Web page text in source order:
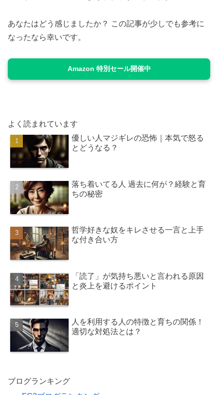
あなたはどう感じましたか？ この記事が少しでも参考に
なったなら幸いです。
Amazon 特別セール開催中
よく読まれています
優しい人マジギレの恐怖｜本気で怒る
とどうなる？
落ち着いてる人 過去に何が？経験と育
ちの秘密
哲学好きな奴をキレさせる一言と上手
な付き合い方
「読了」が気持ち悪いと言われる原因
と炎上を避けるポイント
人を利用する人の特徴と育ちの関係！
適切な対処法とは？
ブログランキング